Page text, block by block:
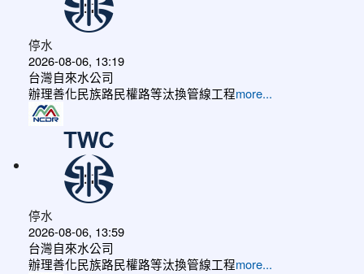
停水
2026-08-06, 13:19
台灣自來水公司
辦理善化民族路民權路等汰換管線工程more...
停水
2026-08-06, 13:59
台灣自來水公司
辦理善化民族路民權路等汰換管線工程more...